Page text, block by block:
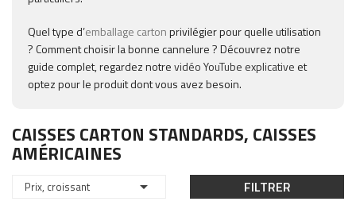
Quel type d’emballage cartonprivilégier pour quelle utilisation
? Comment choisir la bonne cannelure ? Découvrez notre
guide complet, regardez notrevidéo YouTube explicative et
optez pour le produit dont vous avez besoin.
CAISSES CARTON STANDARDS, CAISSES
AMÉRICAINES
Prix, croissant  FILTRER